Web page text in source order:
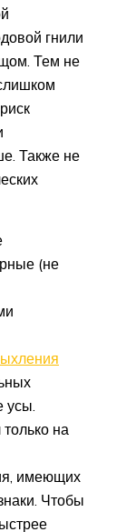
гнили
Тем не
Также не
(не
усы.
на
имеющих
Чтобы